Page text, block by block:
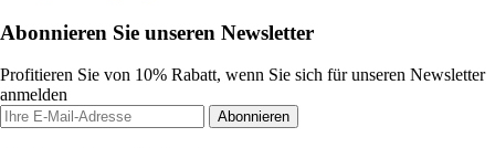
Abonnieren Sie unseren Newsletter
Profitieren Sie von 10% Rabatt, wenn Sie sich für unseren Newsletter
anmelden
Abonnieren